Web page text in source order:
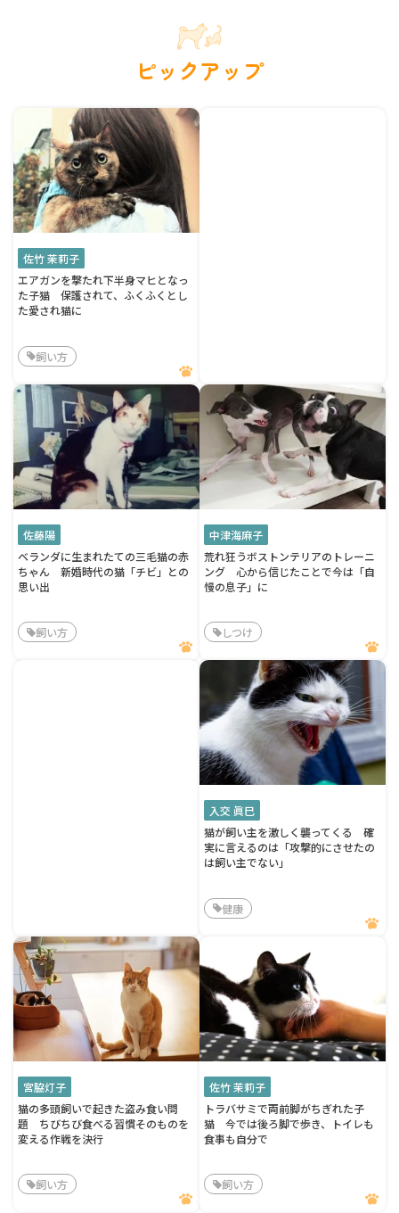
ピックアップ
佐竹 茉莉子
エアガンを撃たれ下半身マヒとなっ
た子猫 保護されて、ふくふくとし
た愛され猫に
飼い方
佐藤陽
ベランダに生まれたての三毛猫の赤
ちゃん 新婚時代の猫「チビ」との
思い出
飼い方
中津海麻子
荒れ狂うボストンテリアのトレーニ
ング 心から信じたことで今は「自
慢の息子」に
しつけ
入交 眞巳
猫が飼い主を激しく襲ってくる 確
実に言えるのは「攻撃的にさせたの
は飼い主でない」
健康
宮脇灯子
猫の多頭飼いで起きた盗み食い問
題 ちびちび食べる習慣そのものを
変える作戦を決行
飼い方
佐竹 茉莉子
トラバサミで両前脚がちぎれた子
猫 今では後ろ脚で歩き、トイレも
食事も自分で
飼い方